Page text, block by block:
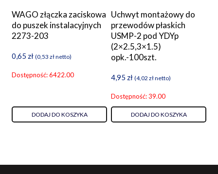
WAGO złączka zaciskowa
do puszek instalacyjnych
2273-203
0,65 zł (0,53 złnetto)
Dostępność: 6422.00
DODAJ DO KOSZYKA
Uchwyt montażowy do
przewodów płaskich
USMP-2 pod YDYp
(2×2.5,3×1.5)
opk.-100szt.
4,95 zł (4,02 złnetto)
Dostępność: 39.00
DODAJ DO KOSZYKA